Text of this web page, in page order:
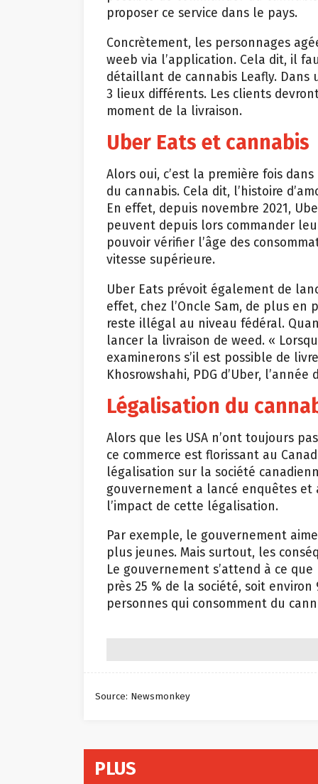
proposer ce service dans le pays.
Concrètement, les personnages
weeb via l’application. Cela dit, il
détaillant de cannabis Leafly. Dans
3 lieux différents. Les clients
moment de la livraison.
Uber Eats et cannabis
Alors oui, c’est la première fois
du cannabis. Cela dit, l’histoire
En effet, depuis novembre 2021,
peuvent depuis lors commander
pouvoir vérifier l’âge des
vitesse supérieure.
Uber Eats prévoit également de
effet, chez l’Oncle Sam, de plus
reste illégal au niveau fédéral.
lancer la livraison de weed. «
examinerons s’il est possible de
Khosrowshahi, PDG d’Uber, l’année
Légalisation du
Alors que les USA n’ont toujours
ce commerce est florissant au
légalisation sur la société
gouvernement a lancé enquêtes et
l’impact de cette légalisation.
Par exemple, le gouvernement
plus jeunes. Mais surtout, les
Le gouvernement s’attend à ce
près 25 % de la société, soit
personnes qui consomment du
Source: Newsmonkey
PLUS